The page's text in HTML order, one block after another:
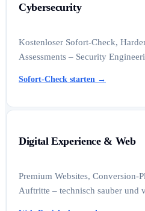
Cybersecurity
Kostenloser Sofort-Check,
Assessments – Security
Sofort-Check starten →
Digital Experience & Web
Premium Websites, Conversion-
Auftritte – technisch sauber und